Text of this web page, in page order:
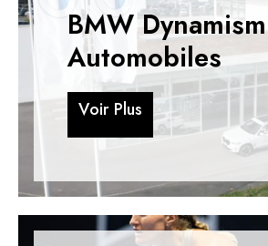
BMW Dynamism
Automobiles
Voir Plus
Voir Plus